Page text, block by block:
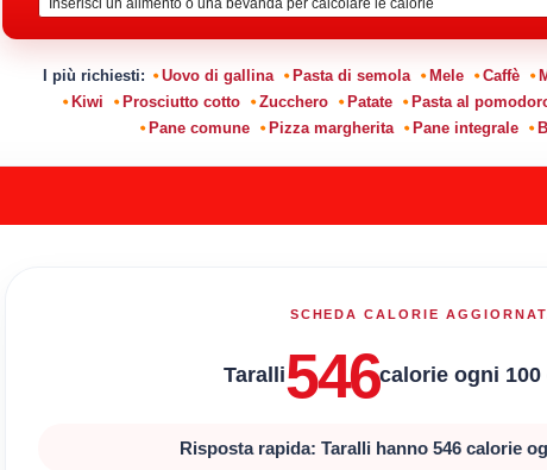
I più richiesti: Uovo di gallina Pasta di semola Mele Caffè
Kiwi
Prosciutto cotto Zucchero Patate Pasta al
Pane comune
Pizza margherita Pane integrale
SCHEDA CALORIE
Taralli546calorie ogni 100
Risposta rapida: Taralli hanno 546 calorie